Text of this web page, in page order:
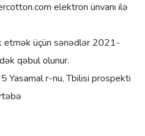
elektron ünvanı ilə
etmək üçün sənədlər 2021-
qəbul olunur.
Yasamal r-nu, Tbilisi prospekti